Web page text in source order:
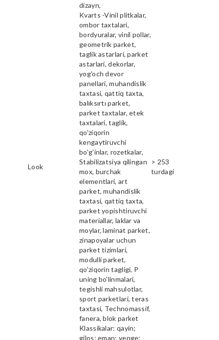
dizayn,
Look
Kvarts -Vinil plitkalar,
ombor taxtalari,
bordyuralar, vinil pollar,
geometrik parket,
taglik astarlari, parket
astarlari, dekorlar,
yog'och devor
panellari, muhandislik
taxtasi, qattiq taxta,
balıksırtı parket,
parket taxtalar, etek
taxtalari, taglik,
qo'ziqorin
kengaytiruvchi
bo'g'inlar, rozetkalar,
Stabilizatsiya qilingan
mox, burchak
elementlari, art
parket, muhandislik
taxtasi, qattiq taxta,
parket yopishtiruvchi
materiallar, laklar va
moylar, laminat parket,
zinapoyalar uchun
parket tizimlari,
modulli parket,
qo'ziqorin tagligi, P
uning bo'linmalari,
tegishli mahsulotlar,
sport parketlari, teras
taxtasi, Technomassif,
fanera, blok parket
> 253
turdagi
Klassikalar: qayin;
gilos; eman; venge;